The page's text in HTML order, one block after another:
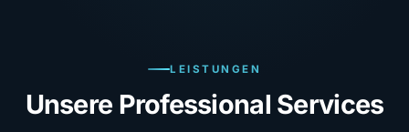
LEISTUNGEN
Unsere Professional Services